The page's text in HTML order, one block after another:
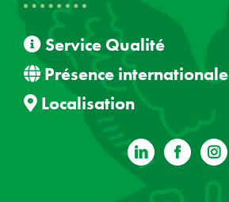
Service Qualité
Présence internationale
Localisation